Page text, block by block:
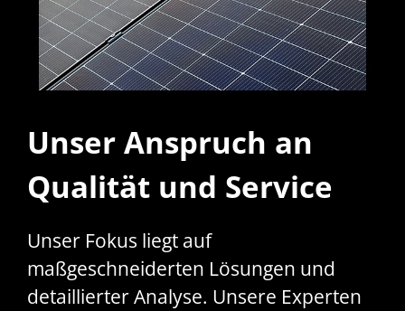
Unser Anspruch an
Qualität und Service
Unser Fokus liegt auf
maßgeschneiderten Lösungen und
detaillierter Analyse. Unsere Experten